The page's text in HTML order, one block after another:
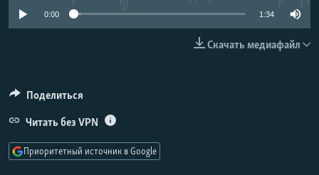
РАСПИСАНИЕ ВЕЩАНИЯ
0:00 1:34
Скачать медиафайл
Поделиться
Читать без VPN
Приоритетный источник в Google